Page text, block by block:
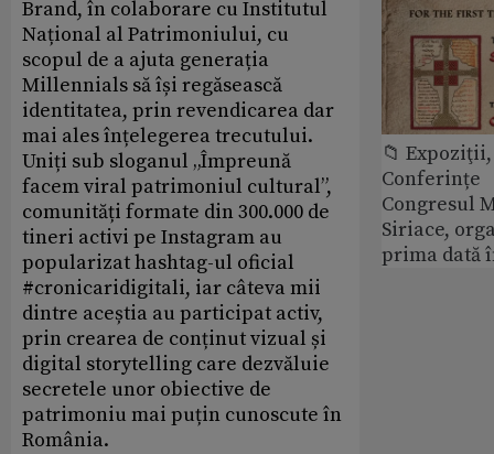
Brand, în colaborare cu Institutul
Național al Patrimoniului, cu
scopul de a ajuta generația
Millennials să își regăsească
identitatea, prin revendicarea dar
mai ales înțelegerea trecutului.
Uniți sub sloganul „Împreună
facem viral patrimoniul cultural”,
comunități formate din 300.000 de
tineri activi pe Instagram au
popularizat hashtag-ul oficial
#cronicaridigitali, iar câteva mii
dintre aceștia au participat activ,
prin crearea de conținut vizual și
digital storytelling care dezvăluie
secretele unor obiective de
patrimoniu mai puțin cunoscute în
România.
📁
Conferințe
Congresul
Siriace,
prima dată